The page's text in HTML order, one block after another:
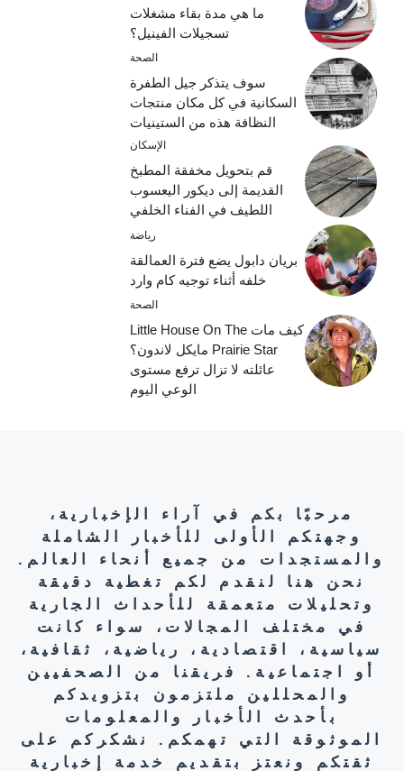
ما هي مدة بقاء مشغلات
تسجيلات الفينيل؟
الصحة
سوف يتذكر جيل الطفرة
السكانية في كل مكان منتجات
النظافة هذه من الستينيات
الإسكان
قم بتحويل مخفقة المطبخ
القديمة إلى ديكور اليعسوب
اللطيف في الفناء الخلفي
رياضة
بريان دابول يضع فترة العمالقة
خلفه أثناء توجيه كام وارد
الصحة
كيف مات Little House On The
Prairie Star مايكل لاندون؟
عائلته لا تزال ترفع مستوى
الوعي اليوم
مرحبًا بكم في آراء الإخبارية،
وجهتكم الأولى للأخبار الشاملة
والمستجدات من جميع أنحاء العالم.
نحن هنا لنقدم لكم تغطية دقيقة
وتحليلات متعمقة للأحداث الجارية
في مختلف المجالات، سواء كانت
سياسية، اقتصادية، رياضية، ثقافية،
أو اجتماعية. فريقنا من الصحفيين
والمحللين ملتزمون بتزويدكم
بأحدث الأخبار والمعلومات
الموثوقة التي تهمكم. نشكركم على
ثقتكم ونعتز بتقديم خدمة إخبارية